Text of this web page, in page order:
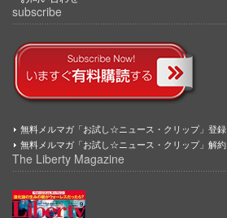
subscribe
無料メルマガ「お試し☆ニュース・クリップ」登録
無料メルマガ「お試し☆ニュース・クリップ」解約
The Liberty Magazine